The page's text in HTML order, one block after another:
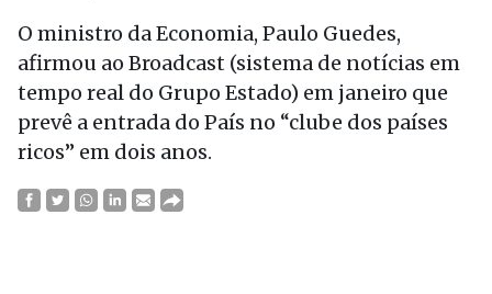
O ministro da Economia, Paulo Guedes,
afirmou ao Broadcast (sistema de notícias em
tempo real do Grupo Estado) em janeiro que
prevê a entrada do País no “clube dos países
ricos” em dois anos.